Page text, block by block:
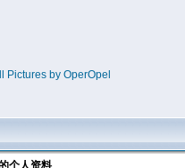
Pictures by OperOpel